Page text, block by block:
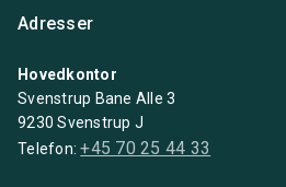
Adresser
Hovedkontor
Svenstrup Bane Alle 3
9230 Svenstrup J
Telefon:+45 70 25 44 33